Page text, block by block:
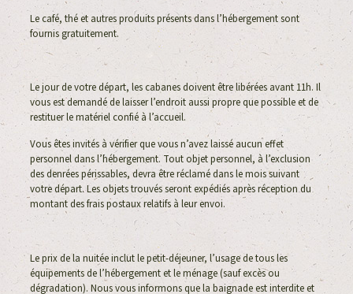
Le café, thé et autres produits présents dans l’hébergement sont
fournis gratuitement.
Le jour de votre départ, les cabanes doivent être libérées avant 11h. Il
vous est demandé de laisser l’endroit aussi propre que possible et de
restituer le matériel confié à l’accueil.
Vous êtes invités à vérifier que vous n’avez laissé aucun effet
personnel dans l’hébergement. Tout objet personnel, à l’exclusion
des denrées périssables, devra être réclamé dans le mois suivant
votre départ. Les objets trouvés seront expédiés après réception du
montant des frais postaux relatifs à leur envoi.
Le prix de la nuitée inclut le petit-déjeuner, l’usage de tous les
équipements de l’hébergement et le ménage (sauf excès ou
dégradation). Nous vous informons que la baignade est interdite et